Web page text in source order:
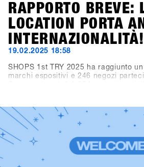
RAPPORTO BREVE:
LOCATION PORTA
INTERNAZIONALITÀ!
19.02.2025 18:58
SHOPS 1st TRY 2025 ha raggiunto
marchi espositivi e 246 negozi
noleggi demo. In sintesi, Hochfügen
ha offerto le condizioni ideali per il
mondiale dell’industria dello
migliori: scorri tra i highlights e le foto
uno sguardo alla storia di SHOPS 1st
grazie a tutti i negozi, marchi, media
reso questo evento speciale e